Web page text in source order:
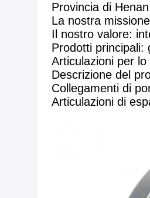
Provincia di
La nostra
Il nostro valore:
Prodotti principali:
Articulazioni per
Descrizione del
Collegamenti di
Articulazioni di